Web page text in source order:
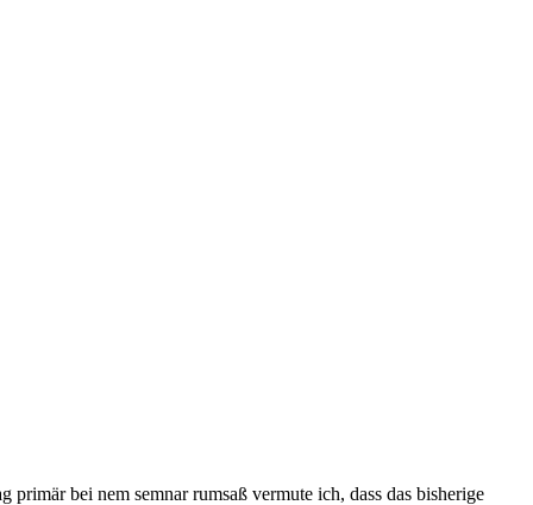
bei nem semnar rumsaß vermute ich, dass das bisherige